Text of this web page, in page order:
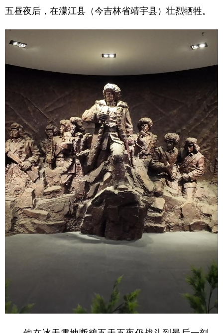
Русский язык 日本語 한국어
五昼夜后，在濛江县（今吉林省靖宇县）壮烈牺牲。